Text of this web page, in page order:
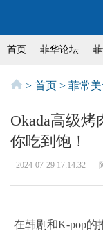
首页 菲华论坛
> 首页 > 菲常
Okada高级
你吃到饱！
2024-07-29 17:14:32
在韩剧和K-pop的